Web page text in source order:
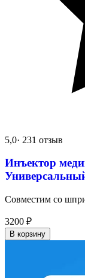
5,0· 231 отзыв
Инъектор
Совместим со
3200 ₽
В корзину